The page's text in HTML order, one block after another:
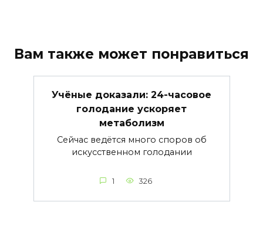
Вам также может понравиться
Учёные доказали: 24-часовое
голодание ускоряет
метаболизм
Сейчас ведётся много споров об
искусственном голодании
1 326